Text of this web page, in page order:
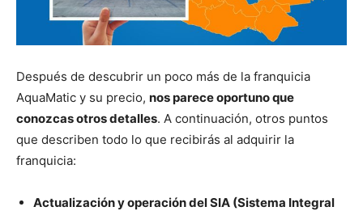
Después de descubrir un poco más de la franquicia
AquaMatic y su precio, nos parece oportuno que
conozcas otros detalles. A continuación, otros puntos
que describen todo lo que recibirás al adquirir la
franquicia:
Actualización y operación del SIA (Sistema Integral